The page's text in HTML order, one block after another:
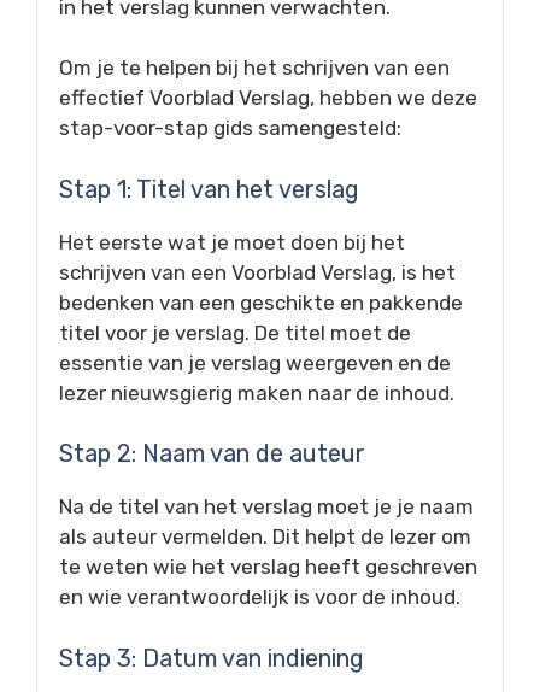
in het verslag kunnen verwachten.
Om je te helpen bij het schrijven van een
effectief Voorblad Verslag, hebben we deze
stap-voor-stap gids samengesteld:
Stap 1: Titel van het verslag
Het eerste wat je moet doen bij het
schrijven van een Voorblad Verslag, is het
bedenken van een geschikte en pakkende
titel voor je verslag. De titel moet de
essentie van je verslag weergeven en de
lezer nieuwsgierig maken naar de inhoud.
Stap 2: Naam van de auteur
Na de titel van het verslag moet je je naam
als auteur vermelden. Dit helpt de lezer om
te weten wie het verslag heeft geschreven
en wie verantwoordelijk is voor de inhoud.
Stap 3: Datum van indiening